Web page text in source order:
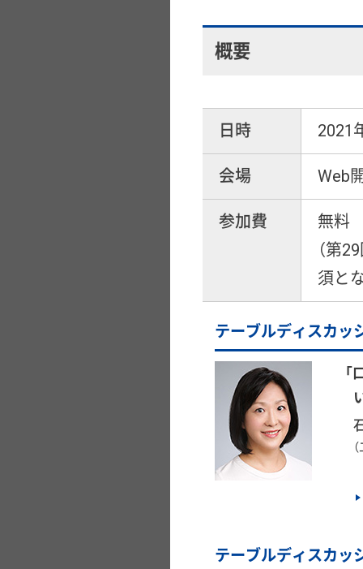
概要
日時 2021
会場 Web
参加費
無料
（第
須と
テーブルディスカッ
テーブルディスカッ